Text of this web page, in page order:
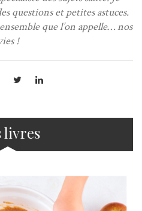
questions et petites astuces.
que l’on appelle… nos
!
livres